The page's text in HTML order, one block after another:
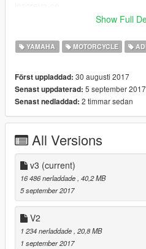
substitui o carro :enduro
Grand Theft Auto
mpheistvehicles.rpf\
5
Peço educação, respeite o
OBRIGADO POR BAIXAREM
Show Full
YAMAHA MOTORCYCLE
Först uppladdad: 30 augusti 2017
Senast uppdaterad: 5 september 2017
Senast nedladdad: 2 timmar sedan
All Versions
v3 (current)
16 486 nerladdade, 40,2 MB
5 september 2017
V2
1 234 nerladdade, 20,8 MB
1 september 2017